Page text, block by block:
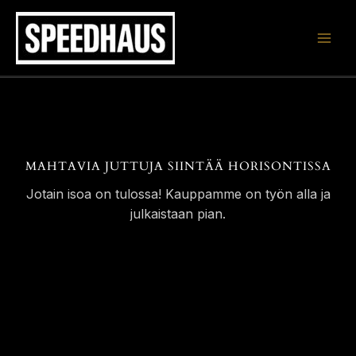
Siirry
sisältöön
MAHTAVIA JUTTUJA SIINTÄÄ HORISONTISSA
Jotain isoa on tulossa! Kauppamme on työn alla ja
julkaistaan pian.